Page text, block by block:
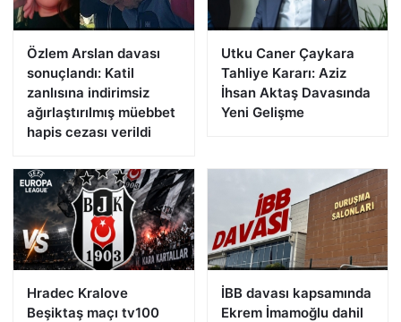
Özlem Arslan davası
sonuçlandı: Katil
zanlısına indirimsiz
ağırlaştırılmış müebbet
hapis cezası verildi
Utku Caner Çaykara
Tahliye Kararı: Aziz
İhsan Aktaş Davasında
Yeni Gelişme
Hradec Kralove
Beşiktaş maçı tv100
İBB davası kapsamında
Ekrem İmamoğlu dahil